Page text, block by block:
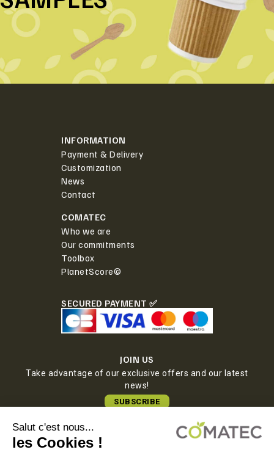
INFORMATION
Payment & Delivery
Customization
News
Contact
COMATEC
Who we are
Our commitments
Toolbox
PlanetScore©
SECURED PAYMENT ✅
JOIN US
Take advantage of our exclusive offers and our latest
news!
SUBSCRIBE